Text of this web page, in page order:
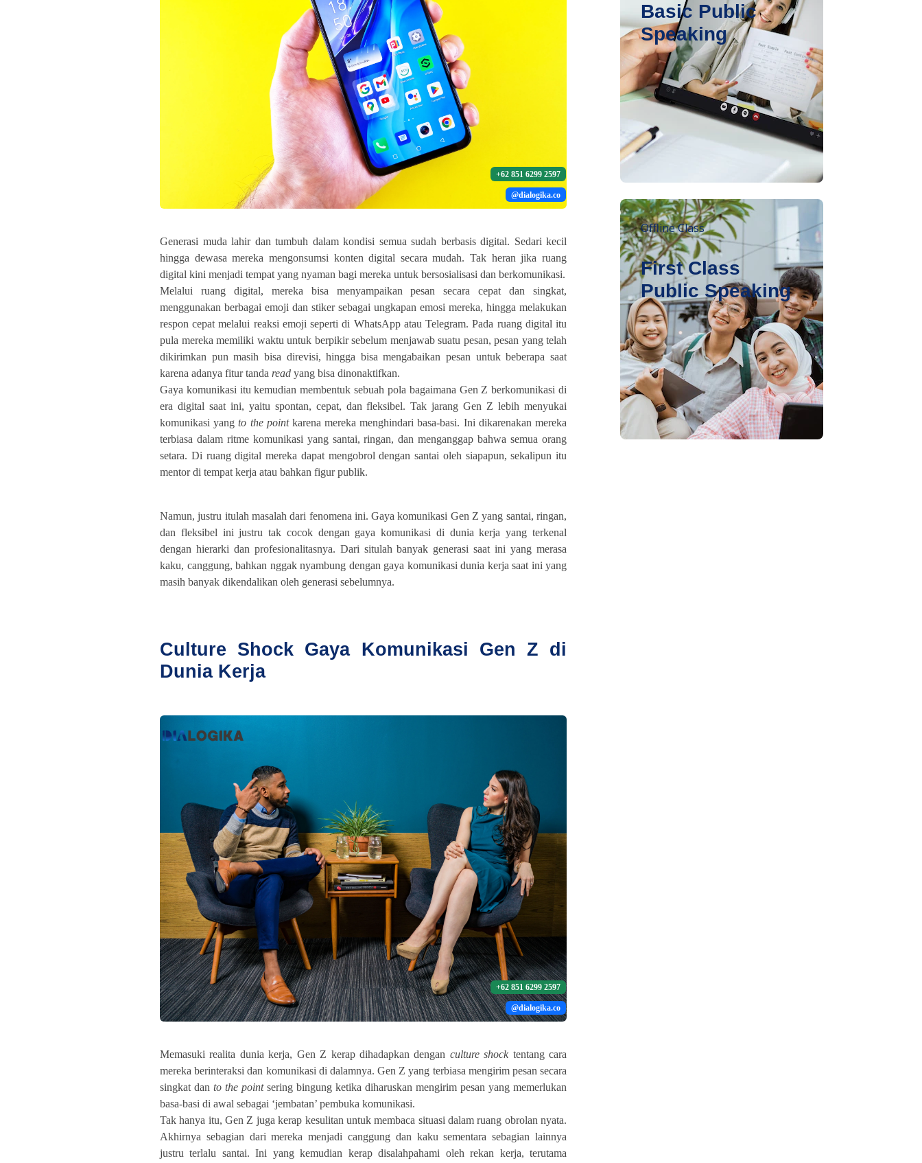
+62 851 6299 2597
@dialogika.co
Generasi muda lahir dan tumbuh dalam kondisi semua sudah berbasis digital. Sedari kecil
hingga dewasa mereka mengonsumsi konten digital secara mudah. Tak heran jika ruang
digital kini menjadi tempat yang nyaman bagi mereka untuk bersosialisasi dan berkomunikasi.
Melalui ruang digital, mereka bisa menyampaikan pesan secara cepat dan singkat,
menggunakan berbagai emoji dan stiker sebagai ungkapan emosi mereka, hingga melakukan
respon cepat melalui reaksi emoji seperti di WhatsApp atau Telegram. Pada ruang digital itu
pula mereka memiliki waktu untuk berpikir sebelum menjawab suatu pesan, pesan yang telah
dikirimkan pun masih bisa direvisi, hingga bisa mengabaikan pesan untuk beberapa saat
karena adanya fitur tanda read yang bisa dinonaktifkan.
Gaya komunikasi itu kemudian membentuk sebuah pola bagaimana Gen Z berkomunikasi di
era digital saat ini, yaitu spontan, cepat, dan fleksibel. Tak jarang Gen Z lebih menyukai
komunikasi yangto the point karena mereka menghindari basa-basi. Ini dikarenakan mereka
terbiasa dalam ritme komunikasi yang santai, ringan, dan menganggap bahwa semua orang
setara. Di ruang digital mereka dapat mengobrol dengan santai oleh siapapun, sekalipun itu
mentor di tempat kerja atau bahkan figur publik.
Namun, justru itulah masalah dari fenomena ini. Gaya komunikasi Gen Z yang santai, ringan,
dan fleksibel ini justru tak cocok dengan gaya komunikasi di dunia kerja yang terkenal
dengan hierarki dan profesionalitasnya. Dari situlah banyak generasi saat ini yang merasa
kaku, canggung, bahkan nggak nyambung dengan gaya komunikasi dunia kerja saat ini yang
masih banyak dikendalikan oleh generasi sebelumnya.
Culture Shock Gaya Komunikasi Gen Z di
Dunia Kerja
+62 851 6299 2597
@dialogika.co
Memasuki realita dunia kerja, Gen Z kerap dihadapkan dengan culture shock tentang cara
mereka berinteraksi dan komunikasi di dalamnya. Gen Z yang terbiasa mengirim pesan secara
singkat dan to the point sering bingung ketika diharuskan mengirim pesan yang memerlukan
basa-basi di awal sebagai ‘jembatan’ pembuka komunikasi.
Tak hanya itu, Gen Z juga kerap kesulitan untuk membaca situasi dalam ruang obrolan nyata.
Akhirnya sebagian dari mereka menjadi canggung dan kaku sementara sebagian lainnya
justru terlalu santai. Ini yang kemudian kerap disalahpahami oleh rekan kerja, terutama
Basic Public
Speaking
Offline Class
First Class
Public Speaking